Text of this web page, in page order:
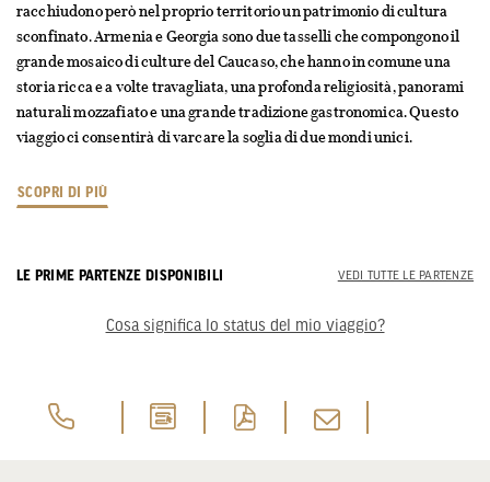
racchiudono però nel proprio territorio un patrimonio di cultura
sconfinato. Armenia e Georgia sono due tasselli che compongono il
grande mosaico di culture del Caucaso, che hanno in comune una
storia ricca e a volte travagliata, una profonda religiosità, panorami
naturali mozzafiato e una grande tradizione gastronomica. Questo
viaggio ci consentirà di varcare la soglia di due mondi unici.
SCOPRI DI PIÙ
LE PRIME PARTENZE DISPONIBILI VEDI TUTTE LE PARTENZE
Cosa significa lo status del mio viaggio?